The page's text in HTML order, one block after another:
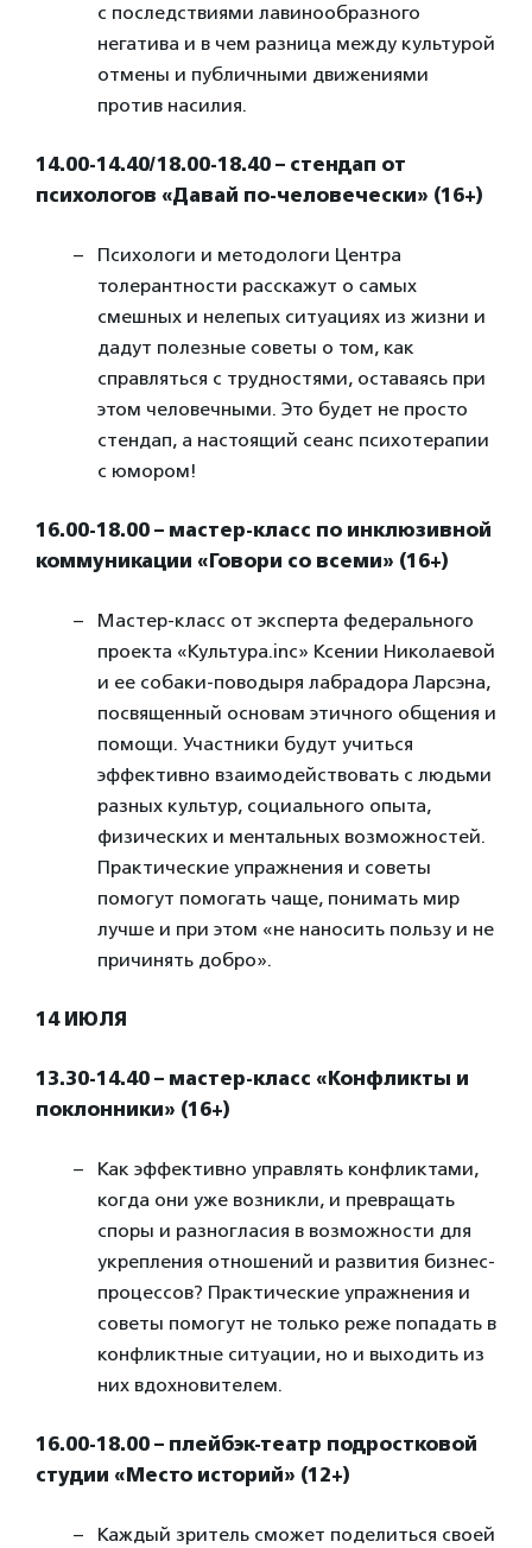
с последствиями лавинообразного
негатива и в чем разница между культурой
отмены и публичными движениями
против насилия.
14.00-14.40/18.00-18.40 – стендап от
психологов «Давай по-человечески» (16+)
Психологи и методологи Центра
толерантности расскажут о самых
смешных и нелепых ситуациях из жизни и
дадут полезные советы о том, как
справляться с трудностями, оставаясь при
этом человечными. Это будет не просто
стендап, а настоящий сеанс психотерапии
с юмором!
16.00-18.00 – мастер-класс по инклюзивной
коммуникации «Говори со всеми» (16+)
Мастер-класс от эксперта федерального
проекта «Культура.inc» Ксении Николаевой
и ее собаки-поводыря лабрадора Ларсэна,
посвященный основам этичного общения и
помощи. Участники будут учиться
эффективно взаимодействовать с людьми
разных культур, социального опыта,
физических и ментальных возможностей.
Практические упражнения и советы
помогут помогать чаще, понимать мир
лучше и при этом «не наносить пользу и не
причинять добро».
14 ИЮЛЯ
13.30-14.40 – мастер-класс «Конфликты и
поклонники» (16+)
Как эффективно управлять конфликтами,
когда они уже возникли, и превращать
споры и разногласия в возможности для
укрепления отношений и развития бизнес-
процессов? Практические упражнения и
советы помогут не только реже попадать в
конфликтные ситуации, но и выходить из
них вдохновителем.
16.00-18.00 – плейбэк-театр подростковой
студии «Место историй» (12+)
Каждый зритель сможет поделиться своей